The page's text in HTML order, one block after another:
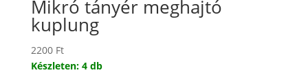
Mikró tányér meghajtó
kuplung
2200 Ft
Készleten: 4 db